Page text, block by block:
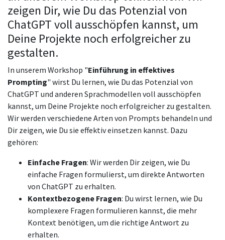
zeigen Dir, wie Du das Potenzial von
ChatGPT voll ausschöpfen kannst, um
Deine Projekte noch erfolgreicher zu
gestalten.
In unserem Workshop "Einführung in effektives
Prompting" wirst Du lernen, wie Du das Potenzial von
ChatGPT und anderen Sprachmodellen voll ausschöpfen
kannst, um Deine Projekte noch erfolgreicher zu gestalten.
Wir werden verschiedene Arten von Prompts behandeln und
Dir zeigen, wie Du sie effektiv einsetzen kannst. Dazu
gehören:
Einfache Fragen: Wir werden Dir zeigen, wie Du
einfache Fragen formulierst, um direkte Antworten
von ChatGPT zu erhalten.
Kontextbezogene Fragen: Du wirst lernen, wie Du
komplexere Fragen formulieren kannst, die mehr
Kontext benötigen, um die richtige Antwort zu
erhalten.